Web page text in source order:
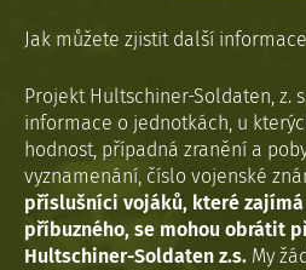
Jak můžete zjistit další
Projekt Hultschiner-Soldaten, z.
informace o jednotkách, u
hodnost, případná zranění a
vyznamenání, číslo vojenské
příslušníci vojáků, které
příbuzného, se mohou obrátit
Hultschiner-Soldaten z.s. My